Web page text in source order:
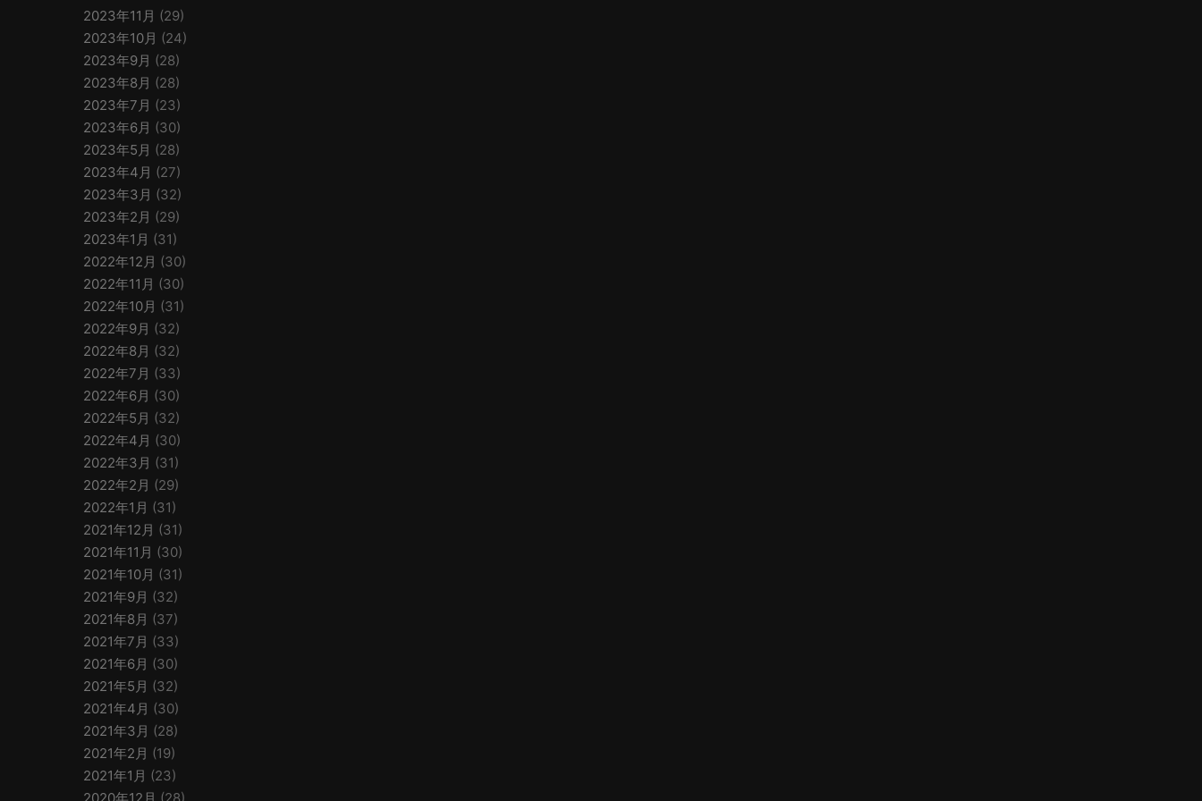
2023年11月 (29)
2023年10月 (24)
2023年9月 (28)
2023年8月 (28)
2023年7月 (23)
2023年6月 (30)
2023年5月 (28)
2023年4月 (27)
2023年3月 (32)
2023年2月 (29)
2023年1月 (31)
2022年12月 (30)
2022年11月 (30)
2022年10月 (31)
2022年9月 (32)
2022年8月 (32)
2022年7月 (33)
2022年6月 (30)
2022年5月 (32)
2022年4月 (30)
2022年3月 (31)
2022年2月 (29)
2022年1月 (31)
2021年12月 (31)
2021年11月 (30)
2021年10月 (31)
2021年9月 (32)
2021年8月 (37)
2021年7月 (33)
2021年6月 (30)
2021年5月 (32)
2021年4月 (30)
2021年3月 (28)
2021年2月 (19)
2021年1月 (23)